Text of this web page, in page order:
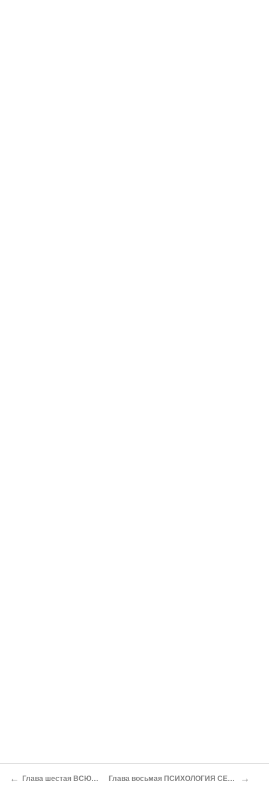
← Глава шестая ВСЮДУ ЖИЗНЬ Глава восьмая ПСИХОЛОГИЯ СЕКСУАЛЬНОСТИ →